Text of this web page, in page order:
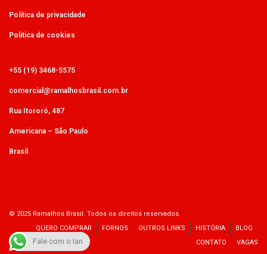
Política de privacidade
Política de cookies
+55 (19) 3468-5575
comercial@ramalhosbrasil.com.br
Rua Itororó, 487
Americana – São Paulo
Brasil
© 2025 Ramalhos Brasil. Todos os direitos reservados.
QUERO COMPRAR
FORNOS OUTROS LINKS HISTÓRIA
BLOG
CONTATO
VAGAS
Fale com o Ian